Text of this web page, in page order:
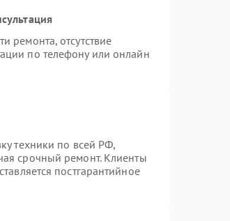
ремонта, отсутствие
по телефону или онлайн
техники по всей РФ,
срочный ремонт. Клиенты
постгарантийное